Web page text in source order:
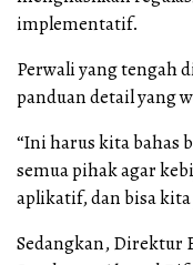
implementatif.
Perwali yang tengah
panduan detail yang
“Ini harus kita bahas
semua pihak agar
aplikatif, dan bisa
Sedangkan, Direktur